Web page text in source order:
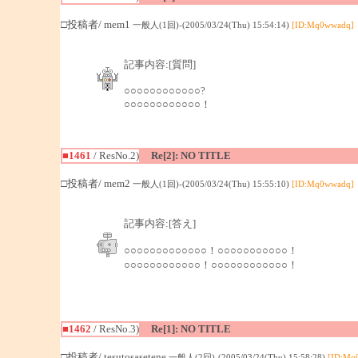
□投稿者/ mem1 一般人(1回)-(2005/03/24(Thu) 15:54:14) [ID:Mq0wwadq]
記事内容:[質問]
○○○○○○○○○○○○?
○○○○○○○○○○○○！
■1461 / ResNo.2)
Re[2]: NO TITLE
□投稿者/ mem2 一般人(1回)-(2005/03/24(Thu) 15:55:10) [ID:Mq0wwadq]
記事内容:[答え]
○○○○○○○○○○○○○！○○○○○○○○○○○！
○○○○○○○○○○○○！○○○○○○○○○○○○！
■1462 / ResNo.3)
Re[1]: NO TITLE